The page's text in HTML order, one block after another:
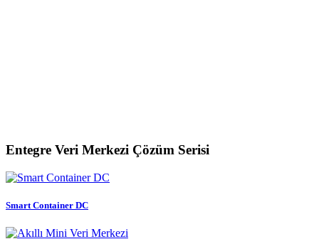
Entegre Veri Merkezi Çözüm Serisi
Smart Container DC